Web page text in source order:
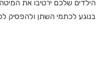
הילדים שלכם ירטיבו את
בנוגע לכתמי השתן ולהפסיק